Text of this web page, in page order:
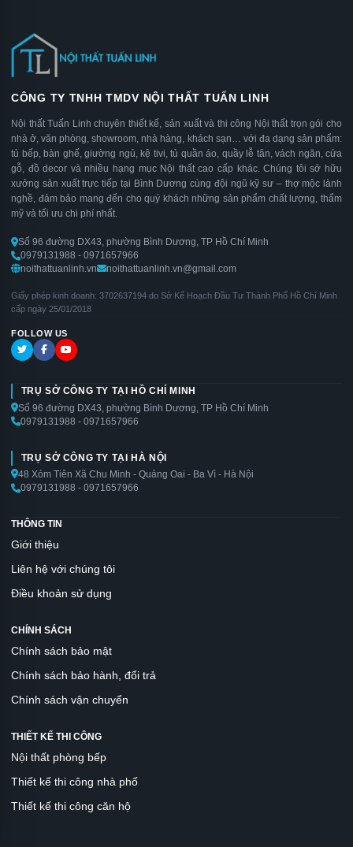
CÔNG TY TNHH TMDV NỘI THẤT TUẤN LINH
Nội thất Tuấn Linh chuyên thiết kế, sản xuất và thi công Nội thất trọn gói cho
nhà ở, văn phòng, showroom, nhà hàng, khách sạn… với đa dạng sản phẩm:
tủ bếp, bàn ghế, giường ngủ, kệ tivi, tủ quần áo, quầy lễ tân, vách ngăn, cửa
gỗ, đồ decor và nhiều hạng mục Nội thất cao cấp khác. Chúng tôi sở hữu
xưởng sản xuất trực tiếp tại Bình Dương cùng đội ngũ kỹ sư – thợ mộc lành
nghề, đảm bảo mang đến cho quý khách những sản phẩm chất lượng, thẩm
mỹ và tối ưu chi phí nhất.
Số 96 đường DX43, phường Bình Dương, TP Hồ Chí Minh
0979131988 - 0971657966
noithattuanlinh.vn
noithattuanlinh.vn@gmail.com
Giấy phép kinh doanh: 3702637194 do Sở Kế Hoạch Đầu Tư Thành Phố Hồ Chí Minh
cấp ngày 25/01/2018
FOLLOW US
TRỤ SỞ CÔNG TY TẠI HỒ CHÍ MINH
Số 96 đường DX43, phường Bình Dương, TP Hồ Chí Minh
0979131988 - 0971657966
TRỤ SỞ CÔNG TY TẠI HÀ NỘI
48 Xóm Tiên Xã Chu Minh - Quảng Oai - Ba Vì - Hà Nội
0979131988 - 0971657966
THÔNG TIN
Giới thiệu
Liên hệ với chúng tôi
Điều khoản sử dụng
CHÍNH SÁCH
Chính sách bảo mật
Chính sách bảo hành, đổi trả
Chính sách vận chuyển
THIẾT KẾ THI CÔNG
Nội thất phòng bếp
Thiết kế thi công nhà phố
Thiết kế thi công căn hộ